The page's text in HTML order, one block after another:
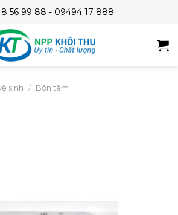
56 99 88 - 09494 17 888
sinh / Bồn tắm